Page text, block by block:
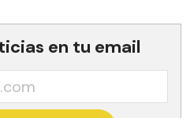
en tu email